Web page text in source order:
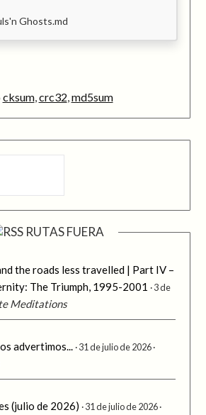
Ghosts.md
cksum, crc32 md5sum
RUTAS FUERA
the roads less travelled | Part IV –
The Triumph, 1995-2001
3 de
Meditations
advertimos... 31 de julio de 2026
(julio de 2026) 31 de julio de 2026